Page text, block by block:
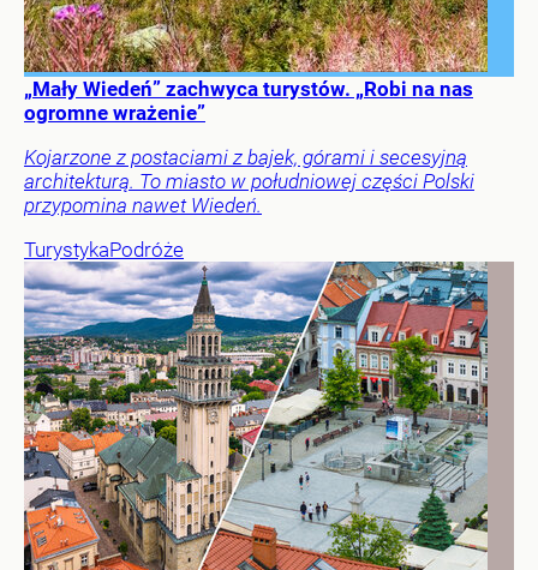
„Mały Wiedeń” zachwyca turystów. „Robi na nas
ogromne wrażenie”
Kojarzone z postaciami z bajek, górami i secesyjną
architekturą. To miasto w południowej części Polski
przypomina nawet Wiedeń.
TurystykaPodróże